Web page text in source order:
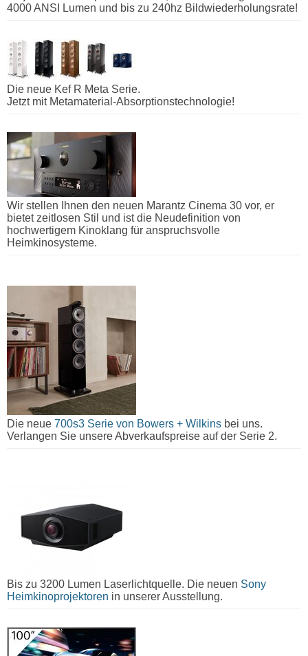
4000 ANSI Lumen und bis zu 240hz Bildwiederholungsrate!
Die neue Kef R Meta Serie.
Jetzt mit Metamaterial-Absorptionstechnologie!
Wir stellen Ihnen den neuen Marantz Cinema 30 vor, er
bietet zeitlosen Stil und ist die Neudefinition von
hochwertigem Kinoklang für anspruchsvolle
Heimkinosysteme.
Die neue 700s3 Serie von Bowers + Wilkins bei uns.
Verlangen Sie unsere Abverkaufspreise auf der Serie 2.
Bis zu 3200 Lumen Laserlichtquelle. Die neuen Sony
Heimkinoprojektoren in unserer Ausstellung.